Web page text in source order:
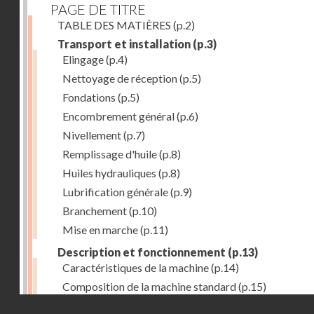
PAGE DE TITRE
TABLE DES MATIÈRES (p.2)
Transport et installation (p.3)
Elingage(p.4)
Nettoyage de réception(p.5)
Fondations (p.5)
Encombrement général(p.6)
Nivellement(p.7)
Remplissage d'huile(p.8)
Huiles hydrauliques (p.8)
Lubrification générale(p.9)
Branchement(p.10)
Mise en marche(p.11)
Description et fonctionnement (p.13)
Caractéristiques de la machine(p.14)
Composition de la machine standard(p.15)